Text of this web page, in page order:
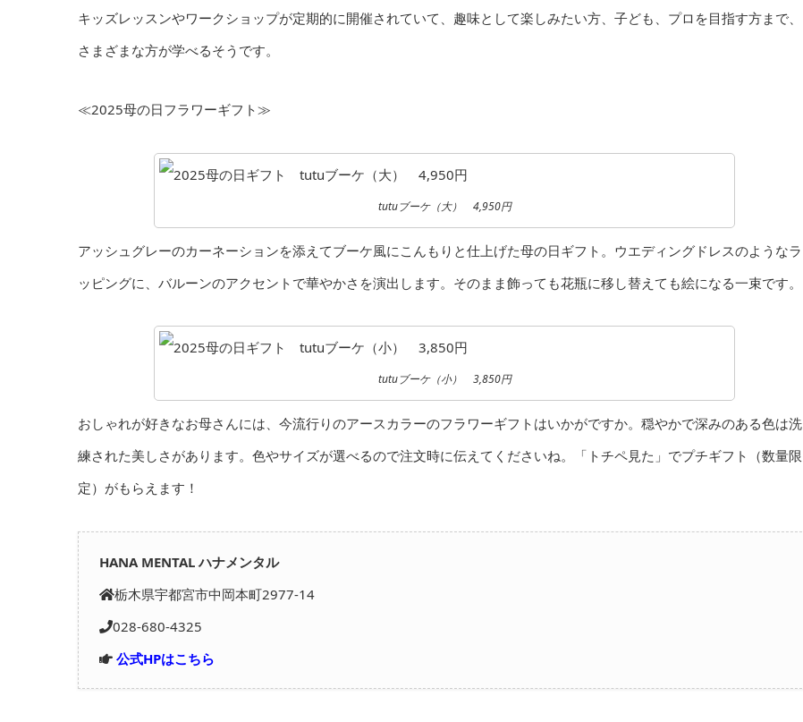
キッズレッスンやワークショップが定期的に開催されていて、趣味として楽しみたい方、子ども、プロを目指す方まで、
さまざまな方が学べるそうです。
≪2025母の日フラワーギフト≫
tutuブーケ（大） 4,950円
アッシュグレーのカーネーションを添えてブーケ風にこんもりと仕上げた母の日ギフト。ウエディングドレスのようなラ
ッピングに、バルーンのアクセントで華やかさを演出します。そのまま飾っても花瓶に移し替えても絵になる一束です。
tutuブーケ（小） 3,850円
おしゃれが好きなお母さんには、今流行りのアースカラーのフラワーギフトはいかがですか。穏やかで深みのある色は洗
練された美しさがあります。色やサイズが選べるので注文時に伝えてくださいね。「トチペ見た」でプチギフト（数量限
定）がもらえます！
HANA MENTAL ハナメンタル
栃木県宇都宮市中岡本町2977-14
028-680-4325
公式HPはこちら